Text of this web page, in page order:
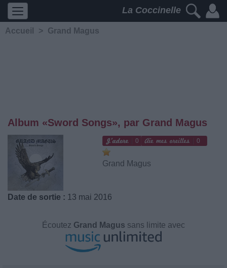
La Coccinelle
Accueil > Grand Magus
Album «Sword Songs», par Grand Magus
0 0
Grand Magus
Date de sortie : 13 mai 2016
Écoutez Grand Magus sans limite avec